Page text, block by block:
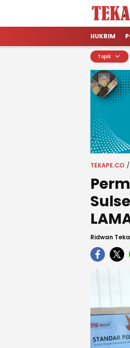
Tekape.co
Jendela
HUKRIM
Topik
TEKAPE.CO
Ridwan